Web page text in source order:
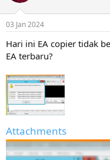
03 Jan 2024
Hari ini EA copier tidak
EA terbaru?
Attachments